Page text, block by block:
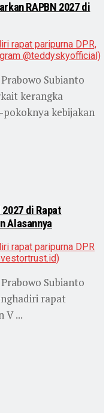
RAPBN 2027 di
Subianto
kerangka
kebijakan
di Rapat
Alasannya
Subianto
rapat
V ...